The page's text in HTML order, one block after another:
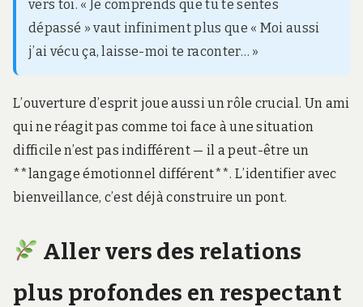
vers toi. « Je comprends que tu te sentes
dépassé » vaut infiniment plus que « Moi aussi
j’ai vécu ça, laisse-moi te raconter… »
L’ouverture d’esprit joue aussi un rôle crucial. Un ami
qui ne réagit pas comme toi face à une situation
difficile n’est pas indifférent — il a peut-être un
**langage émotionnel différent**. L’identifier avec
bienveillance, c’est déjà construire un pont.
Aller vers des relations
plus profondes en respectant